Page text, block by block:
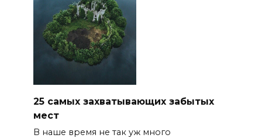
25 самых захватывающих забытых
мест
В наше время не так уж много